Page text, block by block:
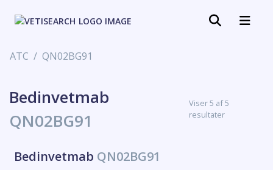
ATC QN02BG91
Bedinvetmab
QN02BG91
Viser 5 af 5
resultater
Bedinvetmab QN02BG91